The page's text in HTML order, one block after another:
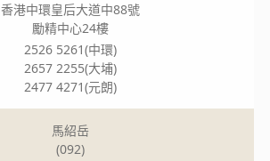
香港中環皇后大道中88號
勵精中心24樓
2526 5261(中環)
2657 2255(大埔)
2477 4271(元朗)
馬紹岳
(092)